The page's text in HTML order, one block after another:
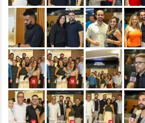
&nbsp; &nbsp; &nbsp;
&nbsp; &nbsp; &nbsp;
&nbsp; &nbsp; &nbsp;